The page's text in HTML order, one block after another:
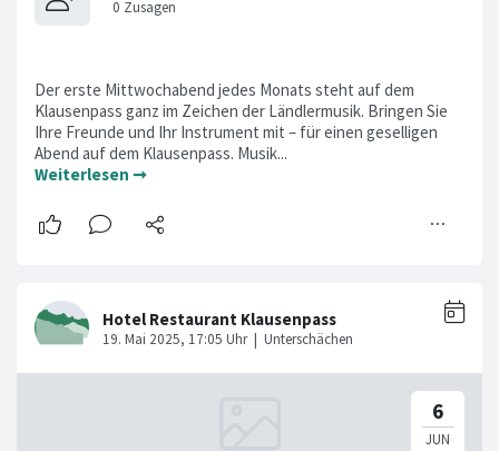
Der erste Mittwochabend jedes Monats steht auf dem
Klausenpass ganz im Zeichen der Ländlermusik. Bringen Sie
Ihre Freunde und Ihr Instrument mit – für einen geselligen
Abend auf dem Klausenpass. Musik...
Weiterlesen ➞